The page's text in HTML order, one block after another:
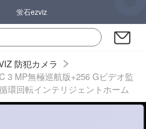
蛍石ezviz
防犯カメラ
3 MP無極巡航版+256 Gビデオ監
環回転インテリジェントホーム